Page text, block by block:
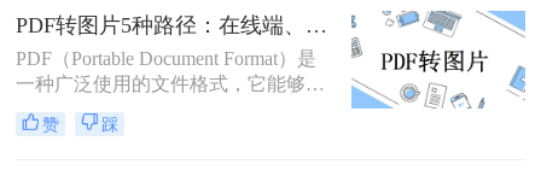
保护机制著称，但在某些情况下，我
们更希望将其转换为JPG（Joint
Photographic Experts Group）格式的图
片文件。那么如何把pdf怎么转换成
jpg图片呢？本文将介绍几种实用的方
法，帮助您轻松实现PDF到JPG的转
PDF转图片5种路径：在线端、客户端和截图法的效率对比！
PDF（Portable Document Format）是
一种广泛使用的文件格式，它能够保
持文档格式不变，无论在哪种设备上
打开都能呈现出一致的效果。然而，
赞 踩